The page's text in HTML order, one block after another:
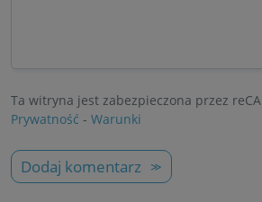
Ta witryna jest zabezpieczona przez
Prywatność - Warunki
Dodaj komentarz